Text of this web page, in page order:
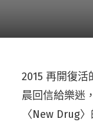
2015 再開復活
晨回信給樂迷
〈New Drug